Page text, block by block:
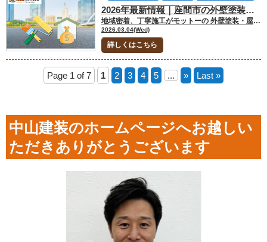
2026年最新情報｜座間市の外壁塗装補助金ガイド｜屋根塗装・屋根修理・リフォーム・太陽光発電まで完全解説
地域密着、丁寧施工がモットーの 外壁塗装・屋根塗装専門店の中山建装です！ 代表取締役の中山です！ 座間市で戸建ての工事に使える補助金を調べるときは、まず市の補助金が何に使えるのかを整理しておくことが大切です。 2026年3月17日時点で、座間市公式ページで住宅オーナー向けに確認しやすいのは「子育て世帯等住宅リフォーム補助制度」と「スマートハウス関連設備設置補助金（太陽光発電・リチウムイオン蓄電池）」です。 反対に、外壁塗装や屋根塗装だけを単独で対象にした補助金は、今回確認した座間市公式ページでは明確に確認できませんでした。そのため、塗装工事を検討している方ほど「塗装単独の補助」を探すより、住宅リフォーム補助の対象工事に入るかどうかを確認する視点が重要です。 ▼合わせて読みたい▼座間市の外壁塗装費用はいくら？坪数別相場と見積りの落とし穴をプロが解説 [myphp file="comContactL"] 子育て世帯等住宅リフォーム補助制度は、まとまった改修を考える家庭ほど使いやすい 令和7年度座間市子育て世帯等住宅リフォーム補助制度は、18歳以下の子ども、または妊婦が属する世帯が現に居住する市内住宅を対象にした制度です。 申請条件として、市税の滞納がないこと、市内に本店・本社がある業者による工事であること、着工前申請であること、工事費が税抜30万円以上であることなどが定められていました。 補助額は工事金額の2分の1、上限30万円です。つまり、外装リフォームや内装リフォームをある程度まとめて進めたい子育て世帯には、非常に相性の良い制度です。なお、令和7年度の受付はすでに終了しており、募集は第1回・第2回とも終了しています。 ただし、外壁塗装・屋根塗装が補助対象かは「対象工事資料」の添付確認が必要 この制度は使い勝手が良い一方で、注意点もあります。座間市公式ページ本文には「対象工事に該当する工事（下記添付ファイルを参照）」とあり、対象工事の詳細は別添資料確認が前提になっています。 つまり、公開本文だけでは外壁塗装や屋根塗装が必ず対象だと断定できません。また、着工中・着工済みの工事は対象外で、交付決定通知後に着工しなければならない点も重要です。 塗装や屋根工事でこの補助金を使いたい場合は、見積もりを取る前後の段階で「対象工事に入るか」を先に確認しておくべきです。 太陽光発電と蓄電池は座間市のスマートハウス補助が王道 太陽光発電を検討している方は、座間市のスマートハウス関連設備設置補助金を必ず確認したいところです。令和7年度は、住宅用太陽光発電システムが1kWあたり1万円、上限4万円、リチウムイオン蓄電池が定額4万円でした。 対象要件として、太陽光は最大出力10kW未満であること、蓄電池はZEH支援事業の補助対象設備であることなどが示されています。市内住宅に設置し、自らの居住区画内で使うことも条件です。 令和7年度の市の太陽光補助は受付終了。令和8年度は公式発表待ち ただし、このスマートハウス補助は令和7年10月7日時点で申請額累計が予算額に達し、受付終了となっています。 2026年3月17日時点では、令和8年度版の募集ページは座間市公式でまだ確認できていません。そのため、記事では「現在募集中」と書くのではなく、前年度は実施されていたが、次年度は市公式の新着確認が必要という書き方が正確です。 太陽光発電や蓄電池は問い合わせが集中しやすい分野なので、募集開始後に検討するより、事前に工事内容や屋根状態まで整理しておく方が動きやすくなります。 参考サイト：環境保全に関する助成（座間市の環境系補助一覧） 座間市の市補助が終わっていても、国の住宅省エネ2026はチェックしたい 座間市の市補助金だけを見ると「今年はもう終わっている」と感じる方もいると思います。ただ、戸建てオーナーが見落としやすいのが、国の住宅省エネ2026キャンペーンです。 公式サイトでは、リフォーム分野について子育て世帯に限らず、すべての世帯が対象と案内されています。外壁塗装そのものに直接補助が付く制度ではありませんが、窓・断熱・給湯設備の見直しを組み合わせるなら、かなり使い勝手の良い制度です。 窓・断熱を一緒に見直すなら「みらいエコ住宅2026」「先進的窓リノベ2026」 住宅省エネ2026キャンペーンのリフォームでは、みらいエコ住宅2026事業と先進的窓リノベ2026事業が戸建てでも使いやすい制度です。 公式サイトでは、みらいエコ住宅2026事業はリフォーム内容に応じて40万円～100万円、先進的窓リノベ2026事業は住宅1戸あたり100万円が補助上限とされています。つまり、外壁塗装だけでは補助対象にしにくい場合でも、窓や断熱改修まで視野に入れると、補助金活用の幅が広がります。 とくに築年数の古い戸建てでは、塗装と一緒に「夏暑い・冬寒い」を改善したい方と相性が良いです。 給湯器交換まで考えるなら「給湯省エネ2026」も候補になる もうひとつ見ておきたいのが給湯省エネ2026事業です。公式のリフォーム案内では、戸建て住宅は2台まで対象で、エコキュートには性能加算3万円/台、電気温水器の撤去には撤去加算2万円/台が設定されています。 つまり、外壁塗装や屋根工事をきっかけに、給湯設備の交換までまとめて考える家庭には相性の良い制度です。住まい全体の維持費や光熱費を見直したい方には、太陽光発電だけでなく給湯設備まで含めて考える価値があります。 国の補助金は「施工店経由」で進む。自分で直接申請する仕組みではない 住宅省エネ2026は消費者本人が自分で申請する制度ではありません。公式では、交付申請等の手続きは工事施工者等が行う仕組みで、2026年3月10日から住宅省エネ支援事業者の登録が始まっています。 つまり、補助金を使いたい場合は、制度内容を知っている施工店と一緒に進めることが前提です。補助金を使うかもしれない方ほど、工事会社選びを先に間違えないことが重要です。 [myphp file="comContactL"] 補助金情報を踏まえると、座間市の戸建てオーナーはこう考えると分かりやすい 補助金の観点だけで整理すると、座間市の戸建てオーナーは次のように考えると分かりやすいです。 子育て世帯でリフォーム全体を考えている方…座間市の子育て世帯等住宅リフォーム補助制度を確認 太陽光発電や蓄電池を考えている方…座間市のスマートハウス補助の次年度募集有無を確認 塗装だけでなく断熱・窓・給湯まで含めて住まい全体を改善したい方...国の住宅省エネ2026キャンペーンも同時に見る この順で整理すると「何の補助金を見ればいいか」がかなりはっきりします。なお、外壁塗装・屋根塗装単独の補助は、座間市公式ページでは明確に確認できていないため、対象工事の範囲を事前に確認しながら進めるのが安全です。 [myphp file="comContactL"] FAQ｜座間市の外壁塗装・屋根塗装・リフォーム・太陽光発電についてよくある質問 座間市で外壁塗装をご検討中の方からは、塗り替えの時期だけでなく、屋根修理の必要性やリフォームの進め方、太陽光発電との関係まで、さまざまなご相談をいただきます。実際、戸建ての工事はひとつの工事だけで完結することのほうが少なく、全体を見ながら考えたほうが失敗しにくいものです。 ここでは、座間市のお客様から特によくいただくご質問を3つに絞ってお答えします。 Q.座間市で外壁塗装をするなら、屋根も一緒に点検したほうがいいですか？ A.はい、私は外壁塗装をご相談いただいたときほど、屋根も一緒に確認したほうがいいと考えています。 理由は単純で、外壁は毎日目に入るので色あせやひび割れに気づきやすい一方、屋根は普段ほとんど見えないため、傷みが進んでいても見落とされやすいからです。実際には、外壁より先に屋根の塗膜が切れていたり、板金や下地側に不具合が出ていたりすることもあります。 最初に全体を見ておけば、塗装でいいのか、補修が必要なのか、今やるべき工事の優先順位がはっきりします。 Q.雨漏りがある場合は、塗装よりも屋根修理を優先したほうがいいのでしょうか？ A.まず優先するべきなのは、塗装か修理かを決めることではなく、雨漏りの原因をきちんと突き止めることです。雨漏りは屋根材の割れやズレだけでなく、板金、シーリング、防水層、外壁のひび割れなど、いろいろな箇所が原因になります。 原因を特定しないまま外壁塗装や屋根塗装だけを進めても、根本的に解決しないことがあります。私は、雨漏りが絡む工事ほど「見た目」ではなく「原因」で判断するべきだと思っています。だからこそ、座間市で雨漏りが気になる方は、まず全体診断から入るのが安心です。 Q.太陽光発電や補助金のことも、外壁塗装の相談と一緒に話して大丈夫ですか？ A.もちろん大丈夫です。むしろ私は、住まいの工事を別々に考えすぎないほうが、結果として分かりやすく、無駄も減らせると思っています。 太陽光発電は屋根の状態と切り離して考えられませんし、補助金も工事内容や申請のタイミングによって使えるかどうかが変わります。外壁塗装、屋根修理、外装リフォーム、内装リフォーム、太陽光発電をまとめて整理すると、どこから手を付けるべきかが見えやすくなります。 中山建装では、塗装だけでなく補助金申請工事まで含めてご相談を受けていますので、住まい全体を見ながら進めたい方に向いています。 [myphp file="comContactL"] 座間市で外壁塗装も屋根修理も補助金工事もまとめて相談するなら中山建装へ 座間市で外壁塗装を考え始めた方の多くは、実際には塗装だけを知りたいわけではありません。屋根塗装や屋根修理も必要なのか、外装リフォームと内装リフォームをどう整理すればいいのか、太陽光発電まで含めて今の家に合った進め方は何なのか。そうした住まい全体の答えを知りたいのだと思います。私は、戸建ての工事は単発で切り分けるのではなく、これからの暮らし方や維持管理まで含めて考えるべきだと考えています。 中山建装は、厚木市・大和市・座間市の地域密着型業者として7000棟以上の施工実績を重ね、外壁塗装業者という枠を超えて、屋根修理、各種リフォーム、太陽光発電、補助金申請工事まで含めたご提案を行ってきました。塗装だけで済むのか、修理まで必要なのか、まとめて進めたほうが良いのか。その迷いを現場目線で整理し、分かりやすくお伝えすることが私たちの役割です。 座間市で住まいのことをどこに相談するべきか迷われたら、中山建装へご相談ください。問い合わせフォームからのお問い合わせ、メール、電話でのご相談、ショールームへの来店まで、状況に合わせてしっかり対応いたします。 [myphp file="comContactL"] ▼合わせてチェック▼ 中山建装塗装専門ショールーム 厚木店 中山建装塗装専門ショールーム 大和店
2026.03.04(Wed)
詳しくはこちら
塗装費用について
外壁塗装
座間市
補助金・助成金情報
費用について
Page 1 of 7 1 2 3 4 5 ... » Last »
中山建装のホームページへお越しい
ただきありがとうございます